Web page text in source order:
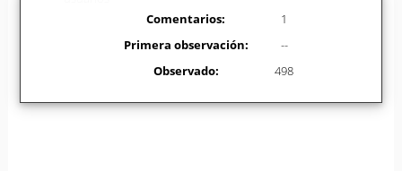
Comentarios:
1
Primera observación:
--
Observado:
498